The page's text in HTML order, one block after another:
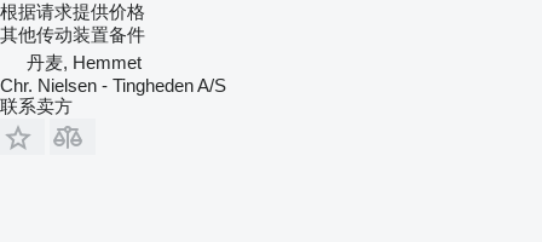
根据请求提供价格
其他传动装置备件
丹麦, Hemmet
Chr. Nielsen - Tingheden A/S
联系卖方